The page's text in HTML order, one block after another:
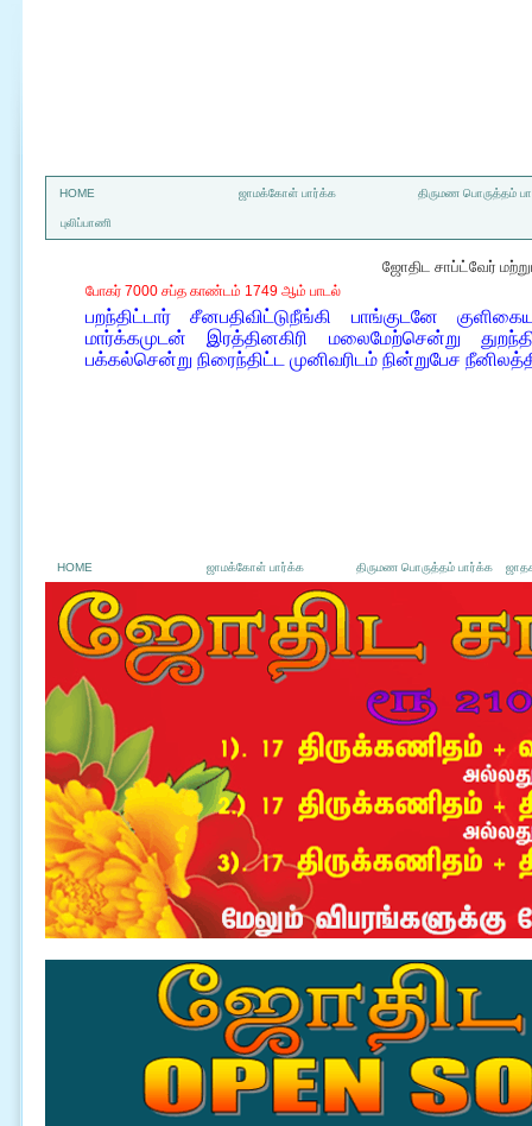
HOME ஜாமக்கோள் பார்க்க திருமண பொருத்தம்
புலிப்பாணி
ஜோதிட சாப்ட்வேர்
போகர் 7000 சப்த காண்டம் 1749 ஆம் பாடல்
பறந்திட்டார் சீனபதிவிட்டுநீங்கி பாங்குடனே
மார்க்கமுடன் இரத்தினகிரி மலைமேற்சென்று
பக்கல்சென்று நிரைந்திட்ட முனிவரிடம் நின்றுபேச
HOME ஜாமக்கோள் பார்க்க திருமண பொருத்தம் பார்க்க